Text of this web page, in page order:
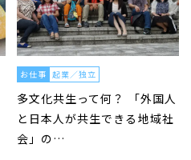
お仕事 起業／独立
多文化共生って何？ 「外国人
と日本人が共生できる地域社
会」の…